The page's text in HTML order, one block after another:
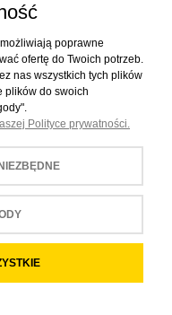
STRONY
poprawne
ofertę do Twoich potrzeb.
nas wszystkich tych plików
plików do swoich
Polityce prywatności.